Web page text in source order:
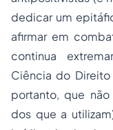
dedicar um
afirmar em
continua
Ciência do
portanto, que
dos que a